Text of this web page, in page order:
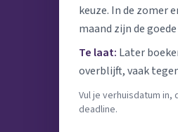
keuze. In de zomer
maand zijn de
Te laat: Later
overblijft, vaak
Vul je verhuisdatum in,
deadline.